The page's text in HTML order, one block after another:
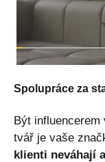
Spolupráce za
Být
tvář je vaše
klienti neváhají